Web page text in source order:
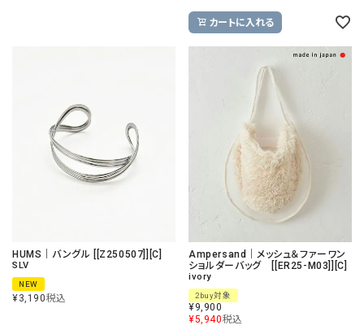
カートに入れる
HUMS｜バングル [[Z250507]][C]
SLV
NEW
¥3,190税込
Ampersand｜メッシュ＆ファーワン
ショルダーバッグ [[ER25-M03]][C]
ivory
2buy対象
¥9,900
¥5,940税込